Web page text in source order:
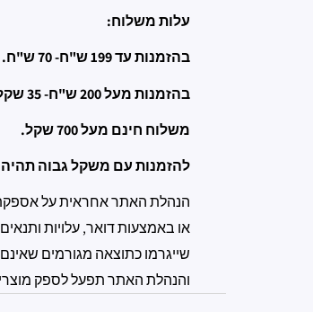
עלות משלוח:
בהזמנות עד 199 ש"ח- 70 ש"ח.
בהזמנות מעל 200 ש"ח- 35 שקלים.
משלוח חינם מעל 700 שקל.
להזמנות עם משקל גבוה תהיה
הנהלת האתר אחראית על אספקת
או באמצעות דואר, עלויות
שייגרמו כתוצאה מגורמים
והנהלת האתר תפעל לספק מוצרים